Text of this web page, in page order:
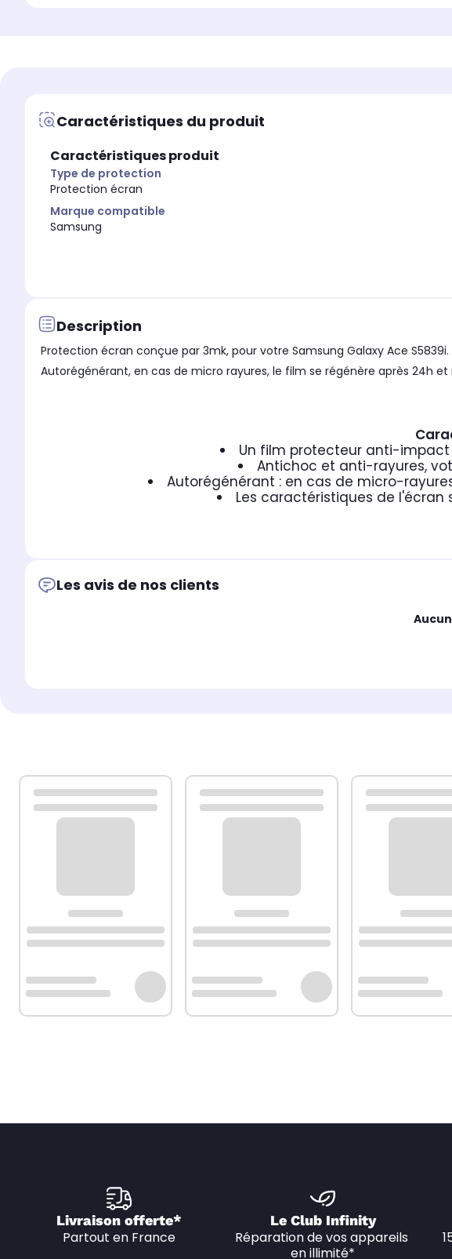
Caractéristiques du produit
Caractéristiques produit
Type de protection
Protection écran
Marque compatible
Samsung
Description
Protection écran conçue par 3mk, pour votre Samsung Galaxy Ace
Autorégénérant, en cas de micro rayures, le film se régénère après 24h et
Un film protecteur anti-impact
Antichoc et anti-rayures,
Autorégénérant : en cas de micro-
Les caractéristiques de
Les avis de nos clients
Livraison offerte*
Partout en France
Le Club Infinity
Réparation de vos appareils
en illimité*